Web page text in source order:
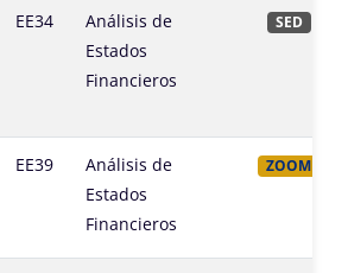
EE34
Análisis de
Estados
Financieros
SED
EE39
Análisis de
Estados
Financieros
ZOOM